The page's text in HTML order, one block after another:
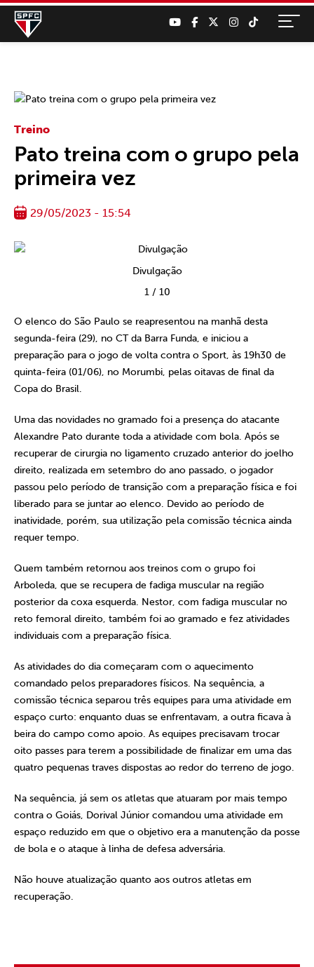
Treino
Pato treina com o grupo pela
primeira vez
29/05/2023 - 15:54
Divulgação
1/ 10
O elenco do São Paulo se reapresentou na manhã desta
segunda-feira (29), no CT da Barra Funda, e iniciou a
preparação para o jogo de volta contra o Sport, às 19h30 de
quinta-feira (01/06), no Morumbi, pelas oitavas de final da
Copa do Brasil.
Uma das novidades no gramado foi a presença do atacante
Alexandre Pato durante toda a atividade com bola. Após se
recuperar de cirurgia no ligamento cruzado anterior do joelho
direito, realizada em setembro do ano passado, o jogador
passou pelo período de transição com a preparação física e foi
liberado para se juntar ao elenco. Devido ao período de
inatividade, porém, sua utilização pela comissão técnica ainda
requer tempo.
Quem também retornou aos treinos com o grupo foi
Arboleda, que se recupera de fadiga muscular na região
posterior da coxa esquerda. Nestor, com fadiga muscular no
reto femoral direito, também foi ao gramado e fez atividades
individuais com a preparação física.
As atividades do dia começaram com o aquecimento
comandado pelos preparadores físicos. Na sequência, a
comissão técnica separou três equipes para uma atividade em
espaço curto: enquanto duas se enfrentavam, a outra ficava à
beira do campo como apoio. As equipes precisavam trocar
oito passes para terem a possibilidade de finalizar em uma das
quatro pequenas traves dispostas ao redor do terreno de jogo.
Na sequência, já sem os atletas que atuaram por mais tempo
contra o Goiás, Dorival Júnior comandou uma atividade em
espaço reduzido em que o objetivo era a manutenção da posse
de bola e o ataque à linha de defesa adversária.
Não houve atualização quanto aos outros atletas em
recuperação.